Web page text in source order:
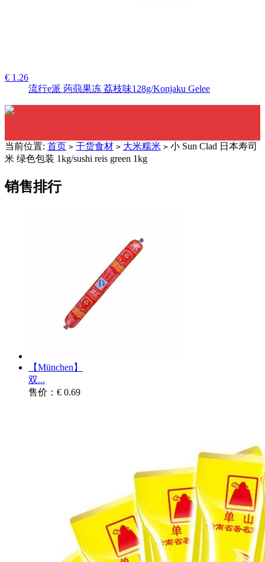
€ 1.26
流行e派 蒟蒻果冻 荔枝味128g/Konjaku Gelee
当前位置: 首页 > 干货食材 > 大米糯米 > 小 Sun Clad 日本寿司
米 绿色包装 1kg/sushi reis green 1kg
销售排行
【München】
双...
售价：€ 0.69